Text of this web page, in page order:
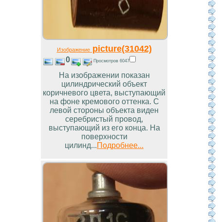
Изображениеpicture(31042)
0 Просмотров 6047
На изображении показан
цилиндрический объект
коричневого цвета, выступающий
на фоне кремового оттенка. С
левой стороны объекта виден
серебристый провод,
выступающий из его конца. На
поверхности
цилинд...Подробнее...